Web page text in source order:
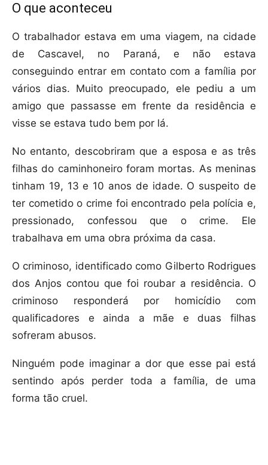
O que aconteceu
O trabalhador estava em uma viagem, na cidade
de Cascavel, no Paraná, e não estava
conseguindo entrar em contato com a família por
vários dias. Muito preocupado, ele pediu a um
amigo que passasse em frente da residência e
visse se estava tudo bem por lá.
No entanto, descobriram que a esposa e as três
filhas do caminhoneiro foram mortas. As meninas
tinham 19, 13 e 10 anos de idade. O suspeito de
ter cometido o crime foi encontrado pela polícia e,
pressionado, confessou que o crime. Ele
trabalhava em uma obra próxima da casa.
O criminoso, identificado como Gilberto Rodrigues
dos Anjos contou que foi roubar a residência. O
criminoso responderá por homicídio com
qualificadores e ainda a mãe e duas filhas
sofreram abusos.
Ninguém pode imaginar a dor que esse pai está
sentindo após perder toda a família, de uma
forma tão cruel.